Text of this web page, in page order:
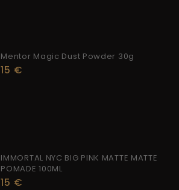
Mentor Magic Dust Powder 30g
15 €
IMMORTAL NYC BIG PINK MATTE MATTE
POMADE 100ML
15 €